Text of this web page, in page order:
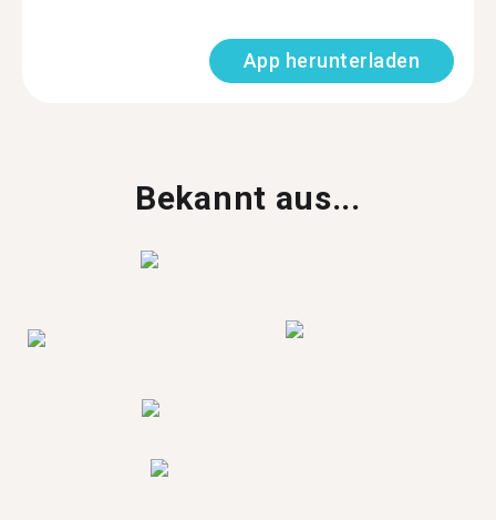
App herunterladen
Bekannt aus...